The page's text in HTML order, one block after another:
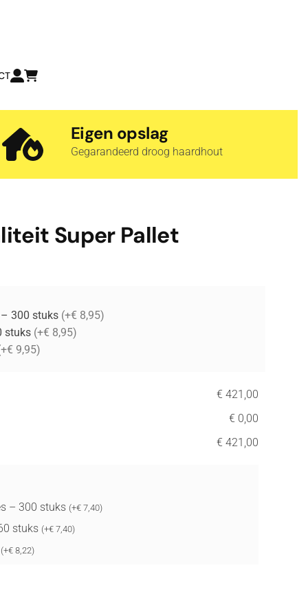
Eigen opslag
Gegarandeerd droog haardhout
Super Pallet
300 stuks (+€ 8,95)
stuks (+€ 8,95)
9,95)
€ 421,00
€ 0,00
€ 421,00
– 300 stuks (+€ 7,40)
stuks (+€ 7,40)
(+€ 8,22)